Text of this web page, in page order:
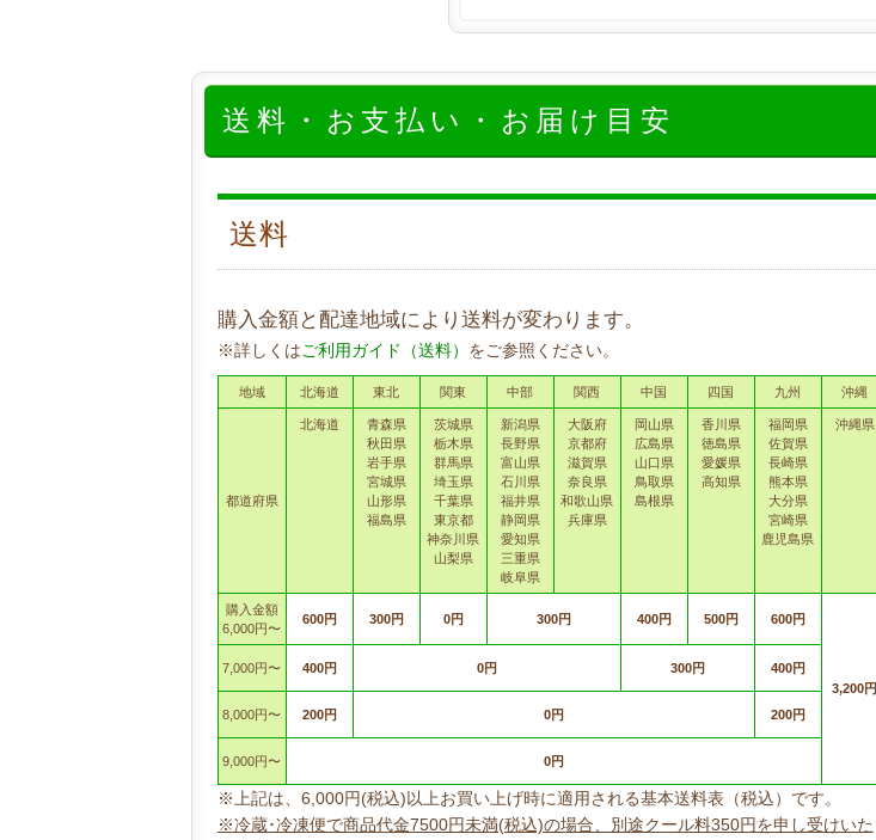
送料・お支払い・お届け目安
送料
購入金額と配達地域により送料が変わります。
※詳しくはご利用ガイド（送料） をご参照ください。
地域 北海道 東北 関東 中部 関西 中国 四国 九州 沖縄
都道府県
北海道
青森県
秋田県
岩手県
宮城県
山形県
福島県
茨城県
栃木県
群馬県
埼玉県
千葉県
東京都
神奈川県
山梨県
新潟県
長野県
富山県
石川県
福井県
静岡県
愛知県
三重県
岐阜県
大阪府
京都府
滋賀県
奈良県
和歌山県
兵庫県
岡山県
広島県
山口県
鳥取県
島根県
香川県
徳島県
愛媛県
高知県
福岡県
佐賀県
長崎県
熊本県
大分県
宮崎県
鹿児島県
沖縄県
購入金額
6,000円〜
600円 300円 0円 300円 400円 500円 600円
3,200円
7,000円〜 400円 0円 300円 400円
8,000円〜 200円 0円 200円
9,000円〜 0円
※上記は、6,000円(税込)以上お買い上げ時に適用される基本送料表（税込）です。
※冷蔵･冷凍便で商品代金7500円未満(税込)の場合、別途クール料350円を申し受けいた